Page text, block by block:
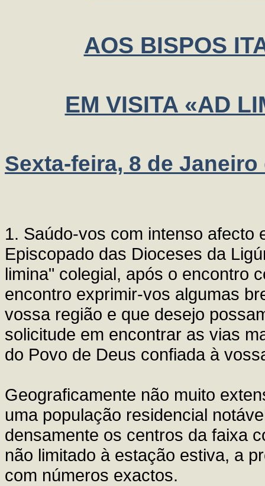
AOS BISPOS
EM VISITA «AD
Sexta-feira, 8 de Janeiro
1. Saúdo-vos com intenso afecto
Episcopado das Dioceses da
limina" colegial, após o encontro
encontro exprimir-vos algumas
vossa região e que desejo
solicitude em encontrar as vias
do Povo de Deus confiada à
Geograficamente não muito
uma população residencial
densamente os centros da faixa
não limitado à estação estiva, a
com números exactos.